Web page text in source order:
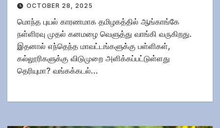
OCTOBER 28, 2025
மொந்த புயல் காரணமாக தமிழகத்தில் ஆங்காங்கே
நள்ளிரவு முதல் கனமழை வெளுத்து வாங்கி வருகிறது.
இதனால் எந்தெந்த மாவட்டங்களுக்கு பள்ளிகள்,
கல்லூரிகளுக்கு விடுமுறை அளிக்கப்பட்டுள்ளது
தெரியுமா? வங்கக்கடல்…